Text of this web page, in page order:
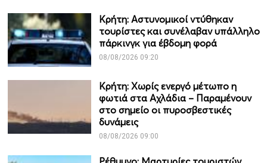
Κρήτη: Αστυνομικοί ντύθηκαν
τουρίστες και συνέλαβαν υπάλληλο
πάρκινγκ για έβδομη φορά
08/08/2026 09:20
Κρήτη: Χωρίς ενεργό μέτωπο η
φωτιά στα Αχλάδια – Παραμένουν
στο σημείο οι πυροσβεστικές
δυνάμεις
08/08/2026 09:00